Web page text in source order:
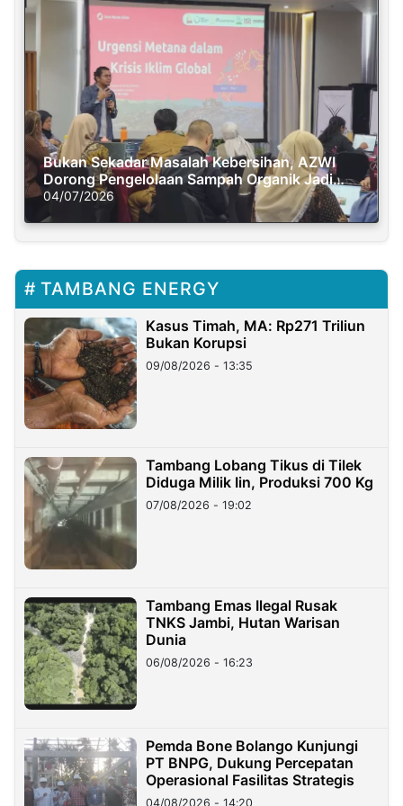
Bukan Sekadar Masalah Kebersihan, AZWI
Dorong Pengelolaan Sampah Organik Jadi
Solusi Krisis Iklim
04/07/2026
TAMBANG ENERGY
Kasus Timah, MA: Rp271 Triliun
Bukan Korupsi
09/08/2026 - 13:35
Tambang Lobang Tikus di Tilek
Diduga Milik Iin, Produksi 700 Kg
07/08/2026 - 19:02
Tambang Emas Ilegal Rusak
TNKS Jambi, Hutan Warisan
Dunia
06/08/2026 - 16:23
Pemda Bone Bolango Kunjungi
PT BNPG, Dukung Percepatan
Operasional Fasilitas Strategis
04/08/2026 - 14:20